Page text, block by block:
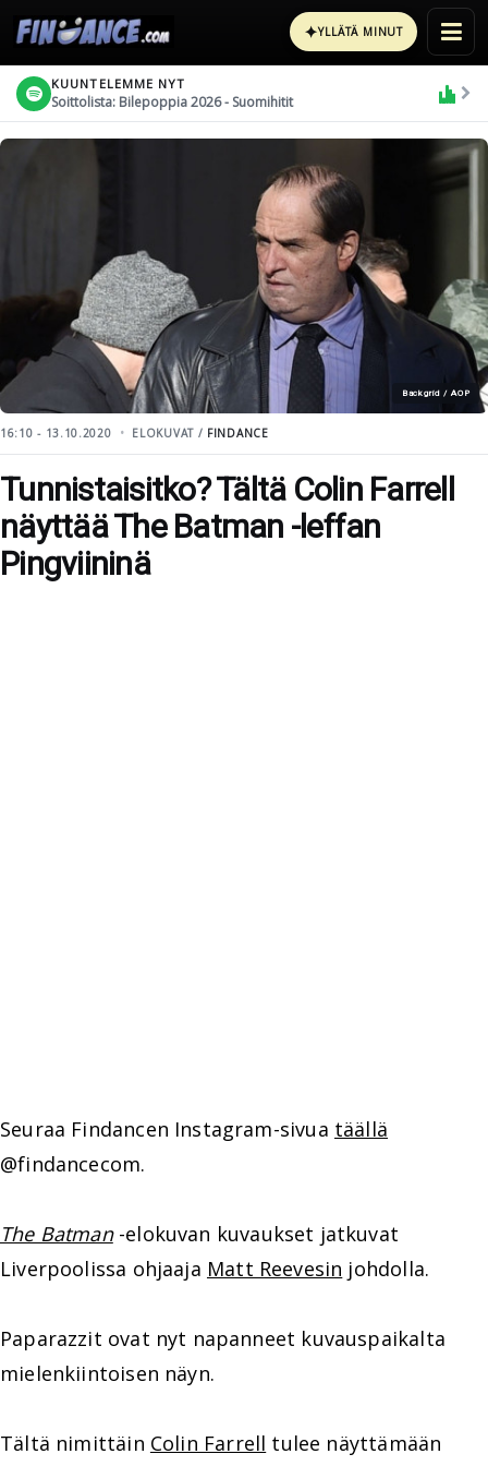
✦YLLÄTÄ MINUT
KUUNTELEMME NYT
Soittolista: Bilepoppia 2026 - Suomihitit
Backgrid / AOP
16:10 - 13.10.2020 ELOKUVAT / FINDANCE
Tunnistaisitko? Tältä Colin Farrell
näyttää The Batman -leffan
Pingviininä
Seuraa Findancen Instagram-sivua täällä
@findancecom.
The Batman-elokuvan kuvaukset jatkuvat
Liverpoolissa ohjaaja Matt Reevesin johdolla.
Paparazzit ovat nyt napanneet kuvauspaikalta
mielenkiintoisen näyn.
Tältä nimittäin Colin Farrell tulee näyttämään